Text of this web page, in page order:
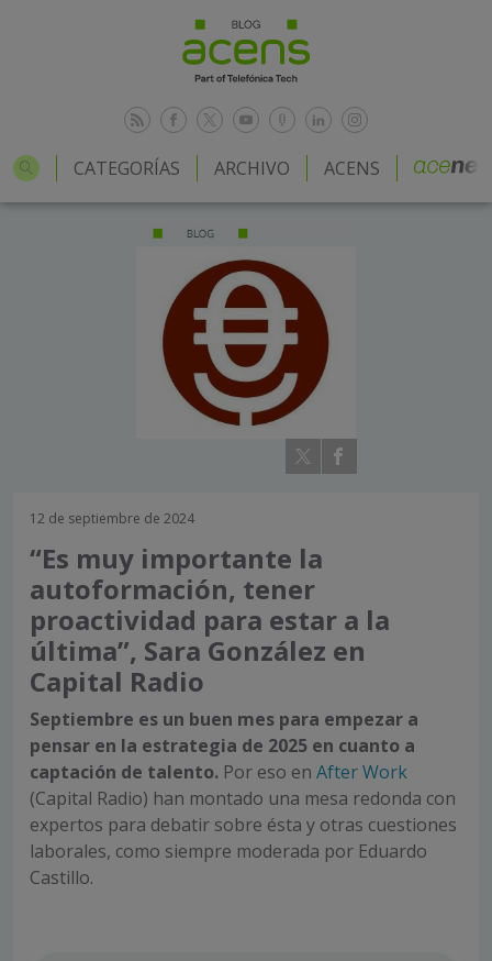
CATEGORÍAS ARCHIVO ACENS
12 de septiembre de 2024
“Es muy importante la
autoformación, tener
proactividad para estar a la
última”, Sara González en
Capital Radio
Septiembre es un buen mes para empezar a
pensar en la estrategia de 2025 en cuanto a
captación de talento. Por eso en After Work
(Capital Radio) han montado una mesa redonda con
expertos para debatir sobre ésta y otras cuestiones
laborales, como siempre moderada por Eduardo
Castillo.